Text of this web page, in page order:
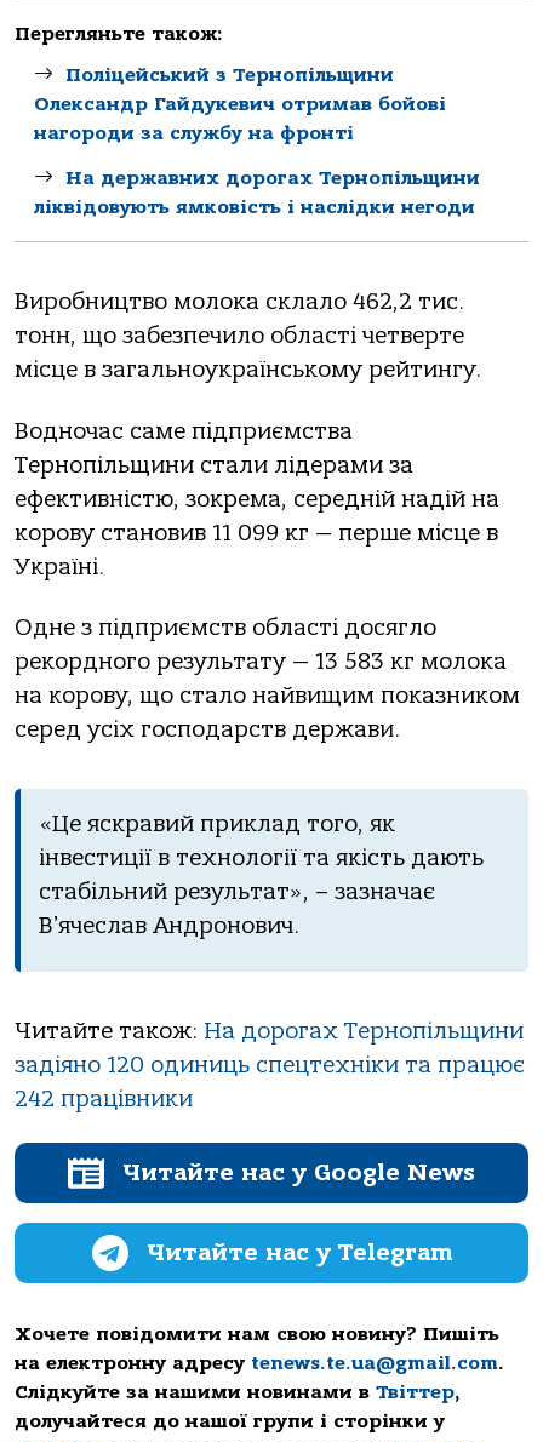
Перегляньте також:
Поліцейський з Тернопільщини
Олександр Гайдукевич отримав бойові
нагороди за службу на фронті
На державних дорогах Тернопільщини
ліквідовують ямковість і наслідки негоди
Виробництво молока склало 462,2 тис.
тонн, що забезпечило області четверте
місце в загальноукраїнському рейтингу.
Водночас саме підприємства
Тернопільщини стали лідерами за
ефективністю, зокрема, середній надій на
корову становив 11 099 кг — перше місце в
Україні.
Одне з підприємств області досягло
рекордного результату — 13 583 кг молока
на корову, що стало найвищим показником
серед усіх господарств держави.
«Це яскравий приклад того, як
інвестиції в технології та якість дають
стабільний результат», – зазначає
Вʼячеслав Андронович.
Читайте також: На дорогах Тернопільщини
задіяно 120 одиниць спецтехніки та працює
242 працівники
Читайте нас у Google News
Читайте нас у Telegram
Хочете повідомити нам свою новину? Пишіть
на електронну адресу tenews.te.ua@gmail.com.
Слідкуйте за нашими новинами в Твіттер,
долучайтеся до нашої групи і сторінки у